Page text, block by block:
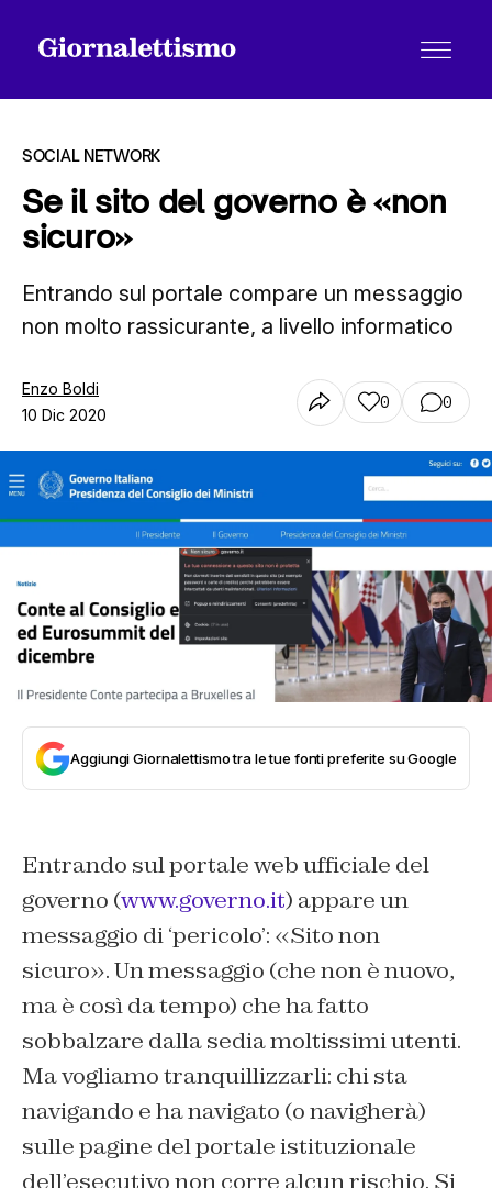
Tutti gli articoli
Chi siamo
Contatti
SOCIAL NETWORK
Se il sito del governo è «non
sicuro»
Entrando sul portale compare un messaggio
non molto rassicurante, a livello informatico
Enzo Boldi
10 Dic 2020
0 0
Aggiungi Giornalettismo tra le tue fonti preferite su Google
Entrando sul portale web ufficiale del
governo (www.governo.it) appare un
messaggio di ‘pericolo’: «Sito non
sicuro». Un messaggio (che non è nuovo,
ma è così da tempo) che ha fatto
sobbalzare dalla sedia moltissimi utenti.
Ma vogliamo tranquillizzarli: chi sta
navigando e ha navigato (o navigherà)
sulle pagine del portale istituzionale
dell’esecutivo non corre alcun rischio. Si